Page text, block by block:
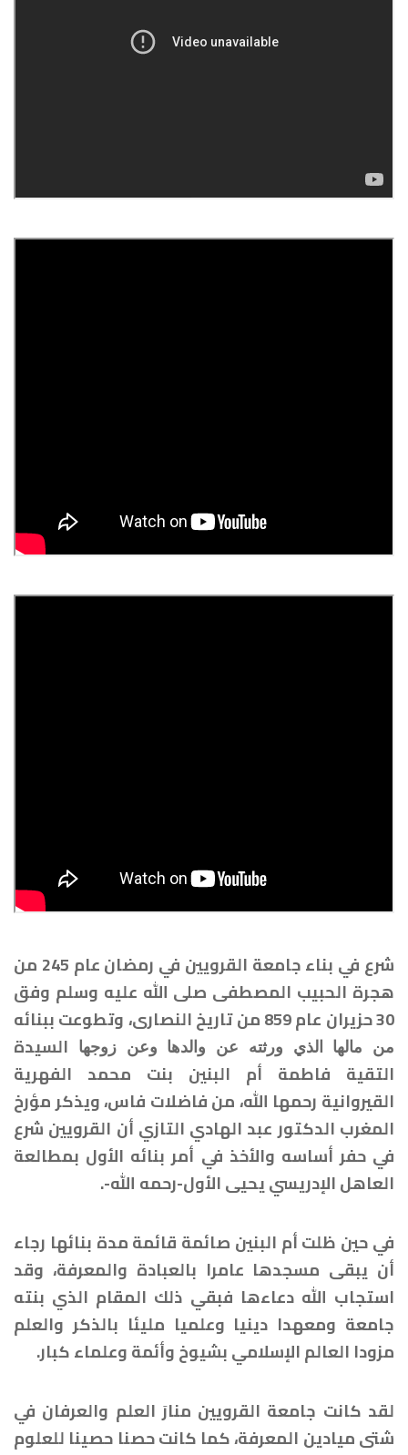
شرع في بناء جامعة القرويين في رمضان عام 245 من
هجرة الحبيب المصطفى صلى الله عليه وسلم وفق
30 حزيران عام 859 من تاريخ النصارى، وتطوعت ببنائه
من مالها الذي ورثته عن والدها وعن زوجها السيدة
التقية فاطمة أم البنين بنت محمد الفهرية
القيروانية رحمها الله، من فاضلات فاس، ويذكر مؤرخ
المغرب الدكتور عبد الهادي التازي أن القرويين شرع
في حفر أساسه والأخذ في أمر بنائه الأول بمطالعة
العاهل الإدريسي يحيى الأول-رحمه الله-.
في حين ظلت أم البنين صائمة قائمة مدة بنائها رجاء
أن يبقى مسجدها عامرا بالعبادة والمعرفة، وقد
استجاب الله دعاءها فبقي ذلك المقام الذي بنته
جامعة ومعهدا دينيا وعلميا مليئا بالذكر والعلم
مزودا العالم الإسلامي بشيوخ وأئمة وعلماء كبار.
لقد كانت جامعة القرويين منارَ العلم والعرفان في
شتى ميادين المعرفة، كما كانت حصنا حصينا للعلوم